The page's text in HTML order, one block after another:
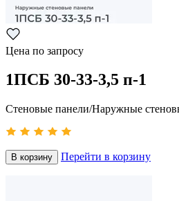
Цена по запросу
1ПСБ 30-33-3,5 п-1
Стеновые панели/Наружные
В корзину Перейти в корзину